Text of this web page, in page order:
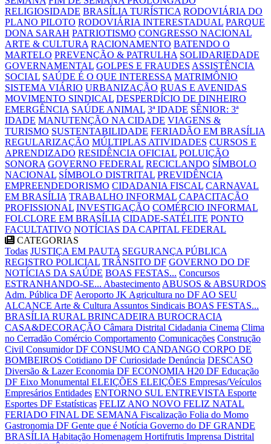
RELIGIOSIDADE BRASÍLIA TURÍSTICA RODOVIÁRIA DO
PLANO PILOTO RODOVIÁRIA INTERESTADUAL PARQUE
DONA SARAH PATRIOTISMO CONGRESSO NACIONAL
ARTE & CULTURA RACIONAMENTO BATENDO O
MARTELO PREVENÇÃO & PATRULHA SOLIDARIEDADE
GOVERNAMENTAL GOLPES E FRAUDES ASSISTÊNCIA
SOCIAL SAÚDE É O QUE INTERESSA MATRIMÔNIO
SISTEMA VIÁRIO URBANIZAÇÃO RUAS E AVENIDAS
MOVIMENTO SINDICAL DESPERDÍCIO DE DINHEIRO
EMERGÊNCIA SAÚDE ANIMAL 3ª IDADE SÊNIOR: 3ª
IDADE MANUTENÇÃO NA CIDADE VIAGENS &
TURISMO SUSTENTABILIDADE FERIADÃO EM BRASÍLIA
REGULARIZAÇÃO MÚLTIPLAS ATIVIDADES CURSOS E
APRENDIZADO RESIDÊNCIA OFICIAL POLUIÇÃO
SONORA GOVERNO FEDERAL RECICLANDO SÍMBOLO
NACIONAL SÍMBOLO DISTRITAL PREVIDÊNCIA
EMPREENDEDORISMO CIDADANIA FISCAL CARNAVAL
EM BRASÍLIA TRABALHO INFORMAL CAPACITAÇÃO
PROFISSIONAL INVESTIGAÇÃO COMÉRCIO INFORMAL
FOLCLORE EM BRASÍLIA CIDADE-SATÉLITE PONTO
FACULTATIVO NOTÍCIAS DA CAPITAL FEDERAL
CATEGORIAS
Todas JUSTIÇA EM PAUTA SEGURANÇA PÚBLICA
REGISTRO POLICIAL TRÂNSITO DF GOVERNO DO DF
NOTÍCIAS DA SAÚDE BOAS FESTAS... Concursos
ESTRANHANDO-SE... AbastecimentoABUSOS & ABSURDOS
Adm. Pública DFAeroporto JKAgricultura no DFAO SEU
ALCANCE Arte & CulturaAssuntos Sindicais BOAS FESTAS...
BRASÍLIA RURAL BRINCADEIRABUROCRACIA
CASA&DECORAÇÃO Câmara Distrital Cidadania Cinema Clima
no Cerradão Comércio Comportamento Comunicações Construção
Civil Consumidor DF CONSUMO CANDANGO CORPO DE
BOMBEIROS Cotidiano DF Curiosidade Denúncia DESCASO
Diversão & LazerEconomia DF ECONOMIA H20 DF Educação
DF Eixo Monumental ELEIÇÕES ELEIÇÕES Empresas/Veículos
Empresários Entidades ENTORNO SUL ENTREVISTAEsporte
Esportes DF Estatísticas FELIZ ANO NOVO FELIZ NATAL
FERIADO FINAL DE SEMANAFiscalização Folia do Momo
Gastronomia DF Gente que é Notícia Governo do DF GRANDE
BRASÍLIAHabitação Homenagem Hortifrutis Imprensa Distrital